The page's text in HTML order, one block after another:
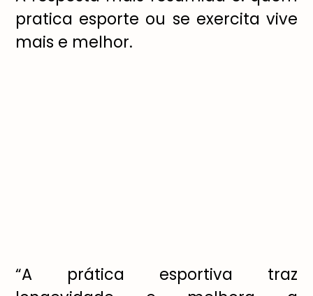
pratica esporte ou se exercita vive
mais e melhor.
“A prática esportiva traz